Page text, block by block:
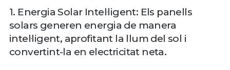
1. Energia Solar Intel·ligent: Els panells
solars generen energia de manera
intel·ligent, aprofitant la llum del sol i
convertint-la en electricitat neta.